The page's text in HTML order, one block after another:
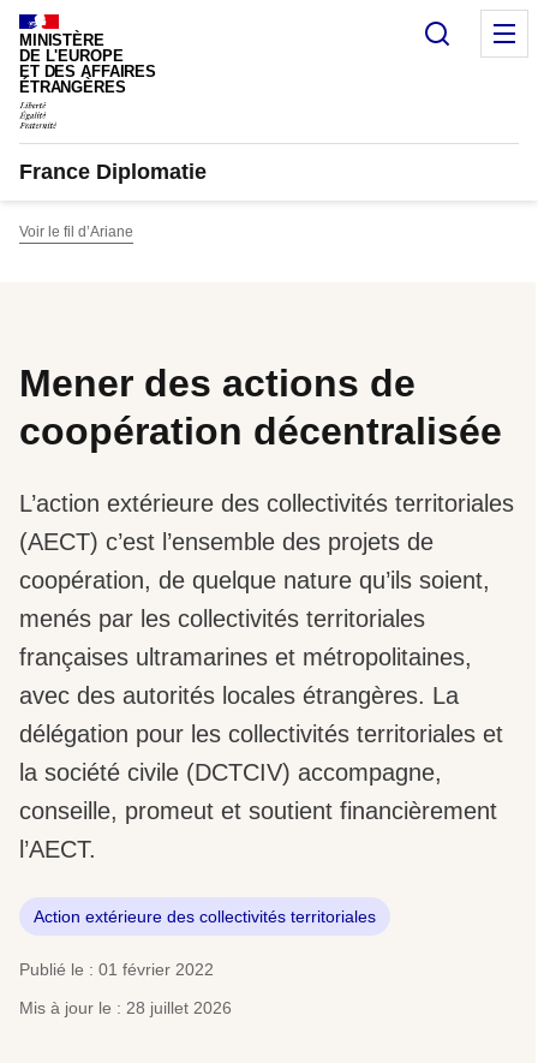
Panneau de gestion des cookies
MINISTÈRE
DE L'EUROPE
ET DES AFFAIRES
ÉTRANGÈRES
France Diplomatie
Voir le fil d’Ariane
Mener des actions de
coopération décentralisée
L’action extérieure des collectivités territoriales
(AECT) c’est l’ensemble des projets de
coopération, de quelque nature qu’ils soient,
menés par les collectivités territoriales
françaises ultramarines et métropolitaines,
avec des autorités locales étrangères. La
délégation pour les collectivités territoriales et
la société civile (DCTCIV) accompagne,
conseille, promeut et soutient financièrement
l’AECT.
Action extérieure des collectivités territoriales
Publié le : 01 février 2022
Mis à jour le : 28 juillet 2026